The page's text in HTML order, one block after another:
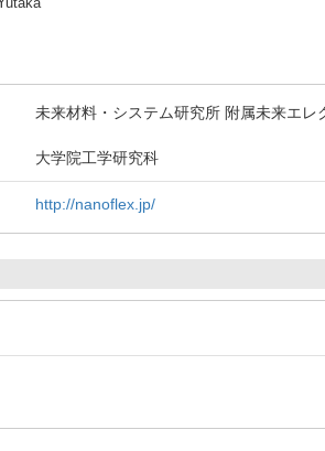
未来材料・システム研究所 附属未来エ
大学院工学研究科
http://nanoflex.jp/